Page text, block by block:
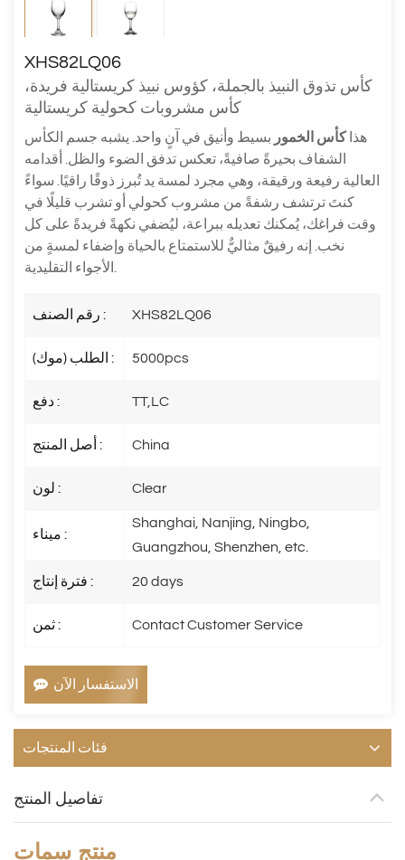
XHS82LQ06
كأس تذوق النبيذ بالجملة، كؤوس نبيذ كريستالية فريدة،
كأس مشروبات كحولية كريستالية
هذا كأس الخمور بسيط وأنيق في آنٍ واحد. يشبه جسم الكأس
الشفاف بحيرةً صافيةً، تعكس تدفق الضوء والظل. أقدامه
العالية رفيعة ورقيقة، وهي مجرد لمسة يد تُبرز ذوقًا راقيًا. سواءً
كنتَ ترتشف رشفةً من مشروب كحولي أو تشرب قليلًا في
وقت فراغك، يُمكنك تعديله ببراعة، ليُضفي نكهةً فريدةً على كل
نخب. إنه رفيقٌ مثاليٌّ للاستمتاع بالحياة وإضفاء لمسةٍ من
رقم الصنف : XHS82LQ06
الطلب (موك) : 5000pcs
دفع : TT,LC
أصل المنتج : China
لون : Clear
ميناء :
Shanghai, Nanjing, Ningbo,
Guangzhou, Shenzhen, etc.
فترة إنتاج : 20 days
ثمن : Contact Customer Service
الاستفسار الآن
فئات المنتجات
تفاصيل المنتج
منتج سمات